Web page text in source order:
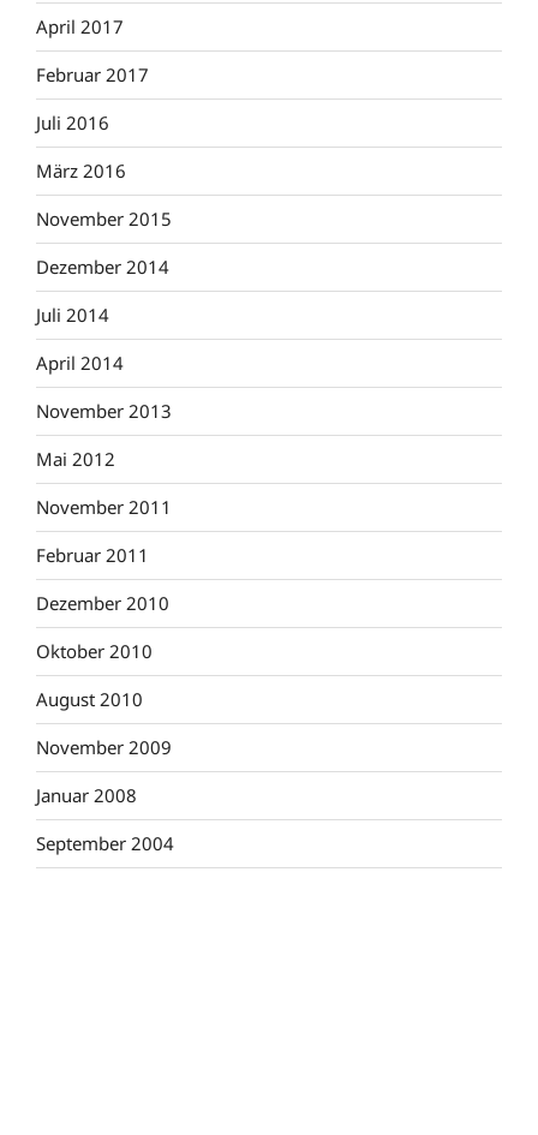
April 2017
Februar 2017
Juli 2016
März 2016
November 2015
Dezember 2014
Juli 2014
April 2014
November 2013
Mai 2012
November 2011
Februar 2011
Dezember 2010
Oktober 2010
August 2010
November 2009
Januar 2008
September 2004